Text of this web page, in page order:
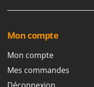
Lieuses électriques
M
Machines à pâtes
EuroMech
F
FAC
Fama Industrie
Famag
Mon compte
Mon compte
Mes commandes